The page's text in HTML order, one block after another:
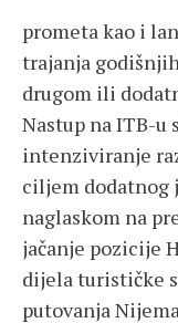
prometa kao i
trajanja
drugom ili
Nastup na ITB-u
intenziviranje
ciljem dodatnog
naglaskom na
jačanje pozicije
dijela turističke
putovanja